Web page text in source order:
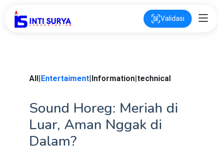
Validasi
All|Entertaiment|Information|technical
Sound Horeg: Meriah di
Luar, Aman Nggak di
Dalam?